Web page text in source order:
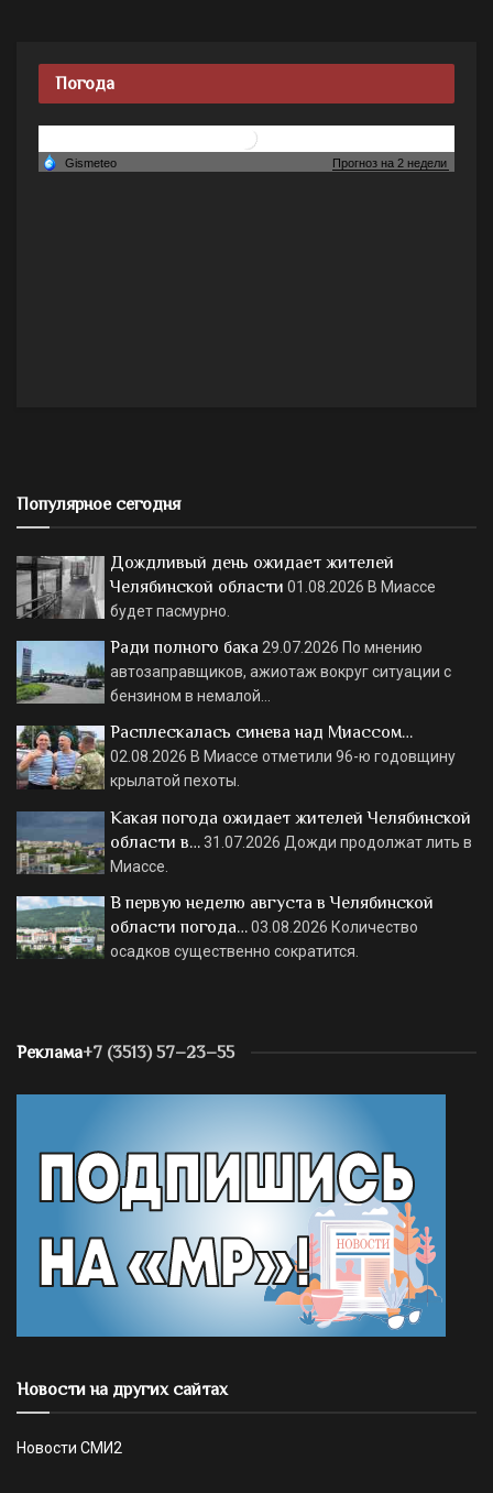
Погода
Популярное сегодня
Дождливый день ожидает жителей
Челябинской области 01.08.2026 В Миассе
будет пасмурно.
Ради полного бака 29.07.2026 По мнению
автозаправщиков, ажиотаж вокруг ситуации с
бензином в немалой…
Расплескалась синева над Миассом…
02.08.2026 В Миассе отметили 96-ю годовщину
крылатой пехоты.
Какая погода ожидает жителей Челябинской
области в…31.07.2026 Дожди продолжат лить в
Миассе.
В первую неделю августа в Челябинской
области погода…03.08.2026 Количество
осадков существенно сократится.
Реклама+7 (3513) 57–23–55
Новости на других сайтах
Новости СМИ2